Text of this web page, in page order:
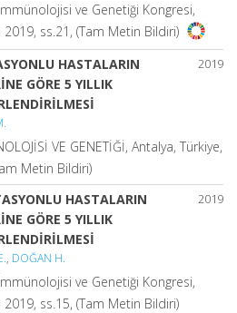
ve Genetiği Kongresi,
ss.21, (Tam Metin Bildiri)
2019
HASTALARIN
GÖRE 5 YILLIK
VE GENETİĞİ, Antalya, Türkiye,
Metin Bildiri)
2019
HASTALARIN
GÖRE 5 YILLIK
, DOĞAN H.
ve Genetiği Kongresi,
ss.15, (Tam Metin Bildiri)